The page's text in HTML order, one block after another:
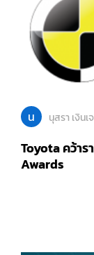
น นุสรา เงิน
Toyota คว้า
Awards